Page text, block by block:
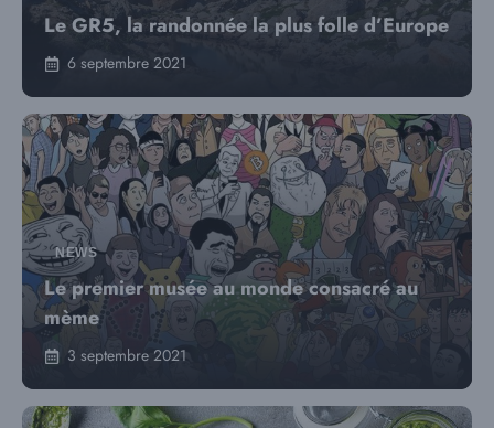
Le GR5, la randonnée la plus folle d’Europe
6 septembre 2021
NEWS
Le premier musée au monde consacré au
mème
3 septembre 2021